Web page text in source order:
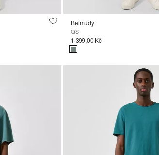
Bermudy
QS
1 399,00 Kč